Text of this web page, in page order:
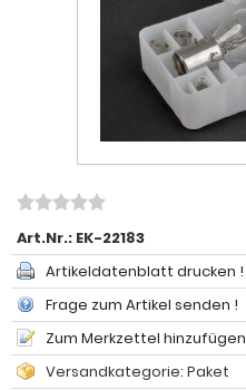
Art.Nr.: EK-22183
Artikeldatenblatt drucken !
Frage zum Artikel senden !
Zum Merkzettel hinzufügen
Versandkategorie: Paket